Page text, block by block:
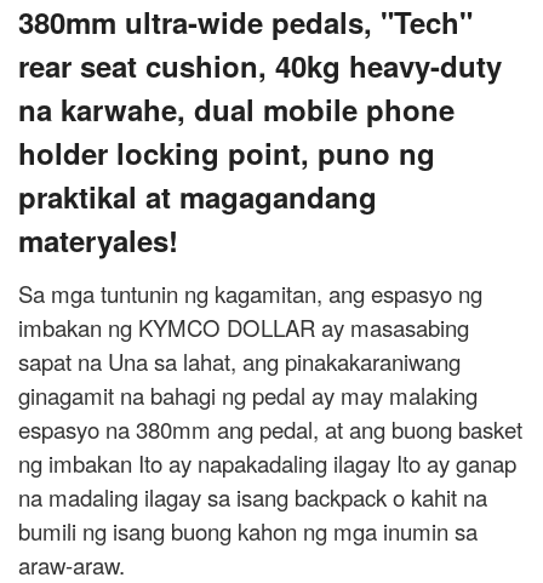
380mm ultra-wide pedals, "Tech"
rear seat cushion, 40kg heavy-duty
na karwahe, dual mobile phone
holder locking point, puno ng
praktikal at magagandang
materyales!
Sa mga tuntunin ng kagamitan, ang espasyo ng
imbakan ng KYMCO DOLLAR ay masasabing
sapat na Una sa lahat, ang pinakakaraniwang
ginagamit na bahagi ng pedal ay may malaking
espasyo na 380mm ang pedal, at ang buong basket
ng imbakan Ito ay napakadaling ilagay Ito ay ganap
na madaling ilagay sa isang backpack o kahit na
bumili ng isang buong kahon ng mga inumin sa
araw-araw.